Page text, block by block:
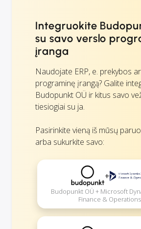
Integruokite
su savo verslo
įranga
Naudojate ERP, e. prekybos
programinę įrangą? Galite
Budopunkt OÜ ir kitus savo
tiesiogiai su ja.
Pasirinkite vieną iš mūsų
arba sukurkite savo:
+
Budopunkt OÜ + Microsoft
Finance & Operations